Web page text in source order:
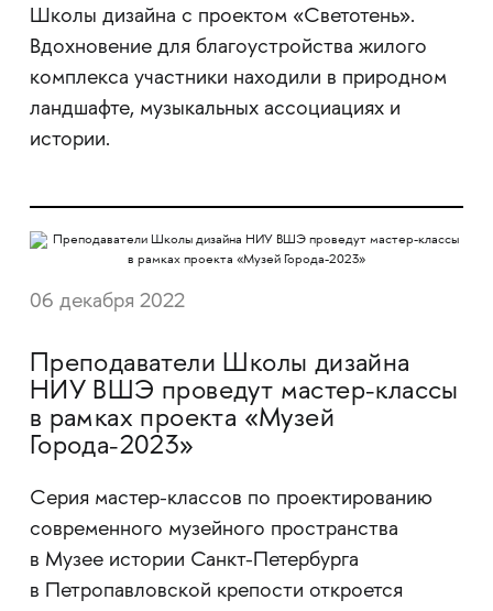
Школы дизайна с проектом «Светотень».
Вдохновение для благоустройства жилого
комплекса участники находили в природном
ландшафте, музыкальных ассоциациях и
истории.
06 декабря 2022
Преподаватели Школы дизайна
НИУ ВШЭ проведут мастер-классы
в рамках проекта «Музей
Города-2023»
Серия мастер-классов по проектированию
современного музейного пространства
в Музее истории Санкт-Петербурга
в Петропавловской крепости откроется